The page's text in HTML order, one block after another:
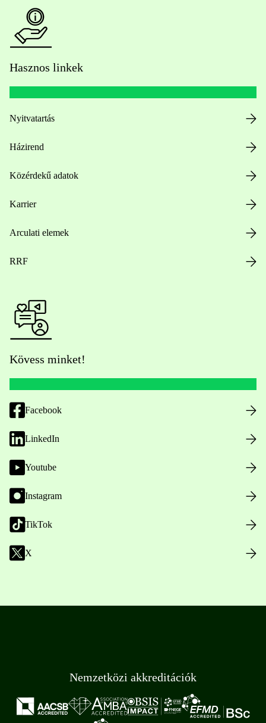
Hasznos linkek
Nyitvatartás
Házirend
Közérdekű adatok
Karrier
Arculati elemek
RRF
Kövess minket!
Facebook
LinkedIn
Youtube
Instagram
TikTok
X
Nemzetközi akkreditációk